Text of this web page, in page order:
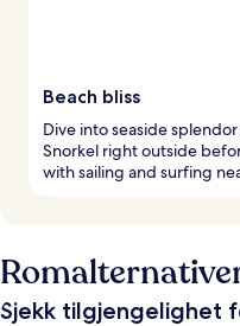
Beach bliss
Dive into seaside
Snorkel right outside
with sailing and surfing
Sjekk tilgjengelighet